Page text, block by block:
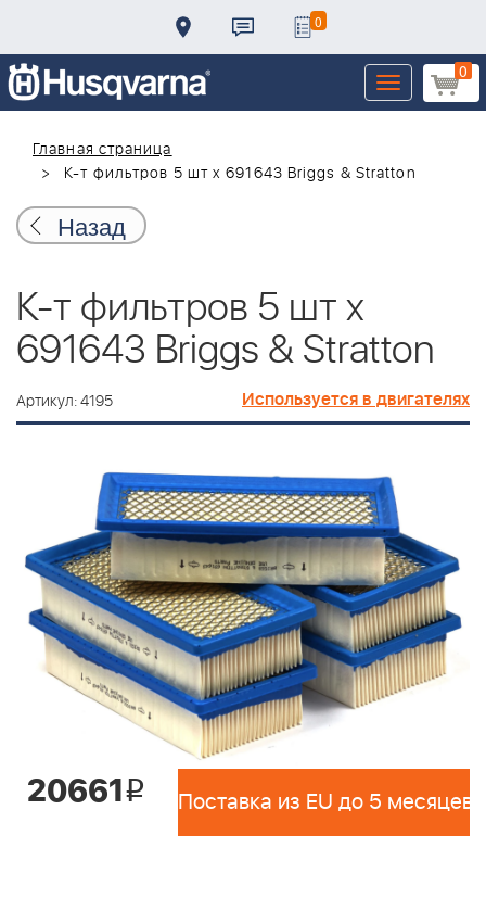
0
0
Toggle
navigation
Главная страница
К-т фильтров 5 шт x 691643 Briggs & Stratton
Назад
К-т фильтров 5 шт x
691643 Briggs & Stratton
Артикул: 4195 Используется в двигателях
20661i Поставка из EU до 5 месяцев